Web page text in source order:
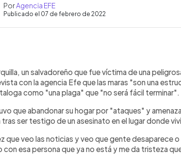
PorAgencia EFE
Publicado el 07 de febrero de 2022
Escuchar artículo
un salvadoreño que fue víctima de una
con la agencia Efe que las maras "son una
como "una plaga" que "no será fácil terminar".
que abandonar su hogar por "ataques" y
tras ser testigo de un asesinato en el lugar donde
que veo las noticias y veo que gente desaparece
esa persona que ya no está y me da tristeza